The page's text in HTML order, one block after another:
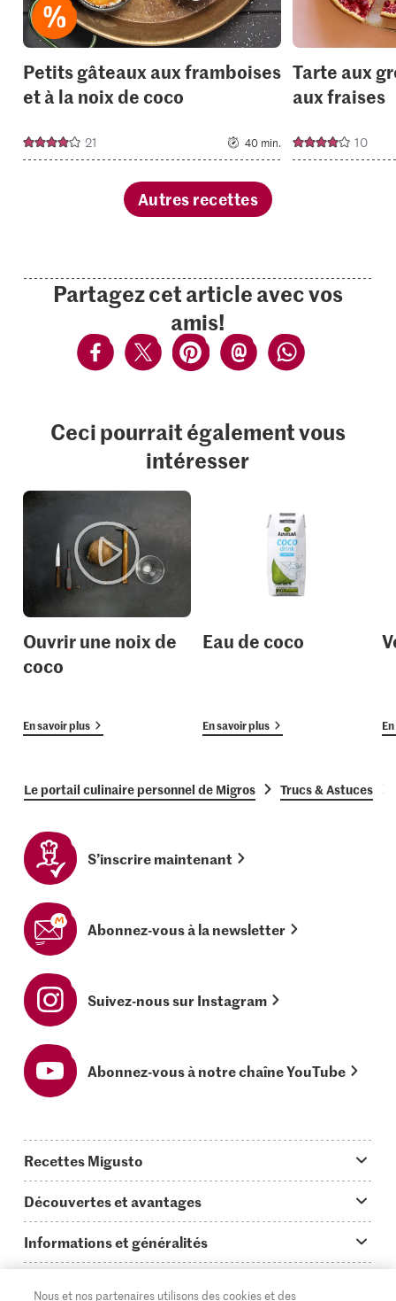
Petits gâteaux aux framboises
et à la noix de coco
21 40 min.
Tarte aux
aux fraises
10
Autres recettes
Partagez cet article avec vos
amis!
Ceci pourrait également vous
intéresser
Ouvrir une noix de
coco
En savoir plus
Eau de coco
En savoir plus
Le portail culinaire personnel de Migros Trucs & Astuces
S’inscrire maintenant
Abonnez-vous à la newsletter
Suivez-nous sur Instagram
Abonnez-vous à notre chaîne YouTube
Recettes Migusto
Idées de menus
Plats principaux
Découvertes et avantages
On en parle...
Informations et généralités
Questions concernant Migusto
Nous et nos partenaires utilisons des cookies et des